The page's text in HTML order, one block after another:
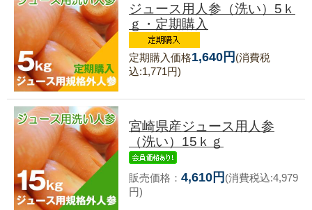
ジュース用人参（洗い）5ｋ
ｇ・定期購入
定期購入価格1,640円 (消費税
込:1,771円)
宮崎県産ジュース用人参
（洗い）15ｋｇ
販売価格： 4,610円 (消費税込:4,979
円)